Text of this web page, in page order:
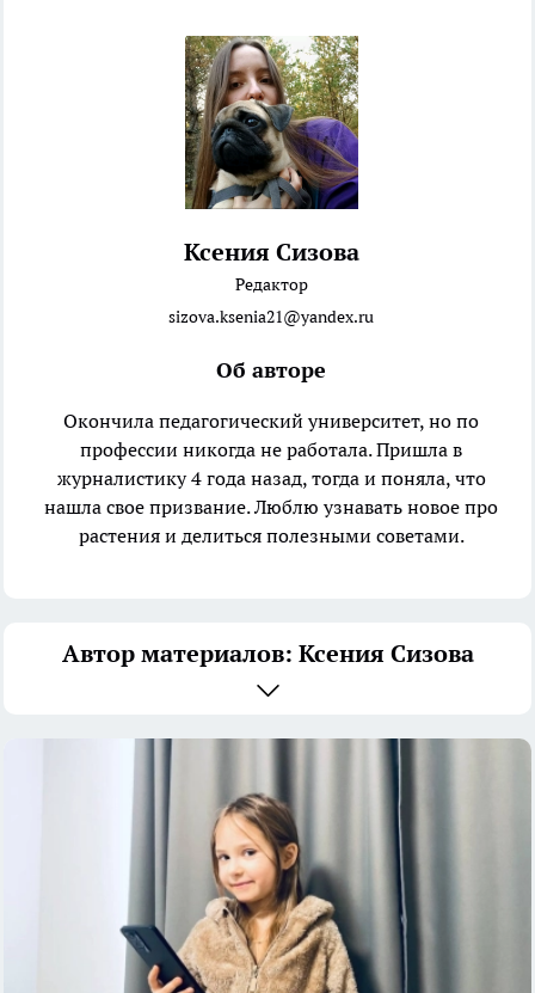
Ксения Сизова
Редактор
sizova.ksenia21@yandex.ru
Об авторе
Окончила педагогический университет, но по
профессии никогда не работала. Пришла в
журналистику 4 года назад, тогда и поняла, что
нашла свое призвание. Люблю узнавать новое про
растения и делиться полезными советами.
Автор материалов: Ксения Сизова